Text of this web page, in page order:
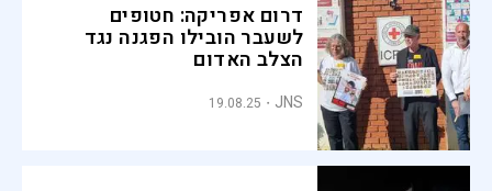
דרום אפריקה: חטופים
לשעבר הובילו הפגנה נגד
הצלב האדום
JNS
19.08.25